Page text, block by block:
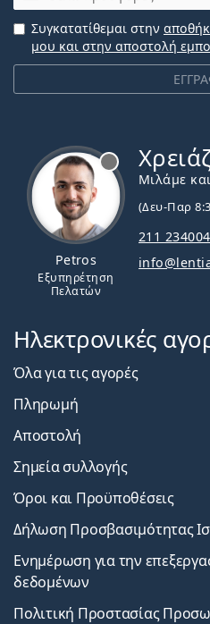
Συγκατατίθεμαι στην
μου και στην αποστολή
Petros
Εξυπηρέτηση
Πελατών
Μιλάμε
(Δευ-Παρ
211
Ηλεκτρονικές
Όλα για τις αγορές
Πληρωμή
Αποστολή
Σημεία συλλογής
Όροι και Προϋποθέσεις
Δήλωση Προσβασιμότητας
Ενημέρωση για την
δεδομένων
Πολιτική Προστασίας